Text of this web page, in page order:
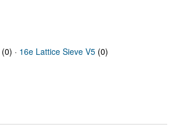
(0) · 16e Lattice Sieve V5 (0)